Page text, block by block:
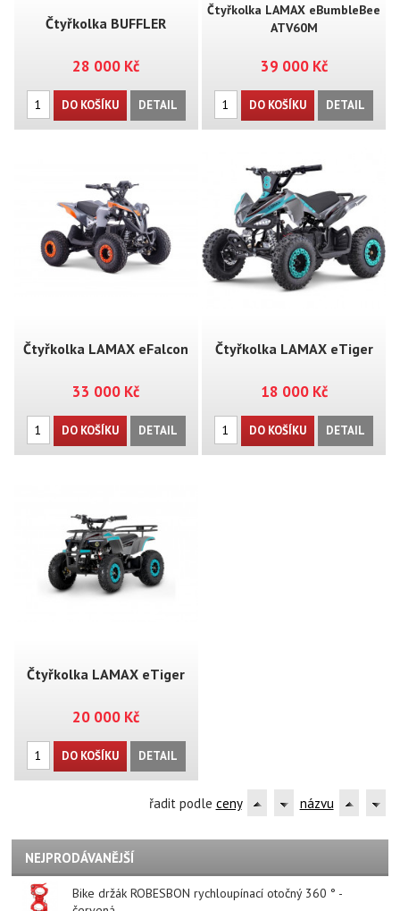
Čtyřkolka BUFFLER
eXW1000Y
28 000 Kč
DO KOŠÍKU DETAIL
Čtyřkolka LAMAX eBumbleBee
ATV60M
39 000 Kč
DO KOŠÍKU DETAIL
Čtyřkolka LAMAX eFalcon
ATV50M
33 000 Kč
DO KOŠÍKU DETAIL
Čtyřkolka LAMAX eTiger
ATV40S
18 000 Kč
DO KOŠÍKU DETAIL
Čtyřkolka LAMAX eTiger
ATV50S
20 000 Kč
DO KOŠÍKU DETAIL
řadit podle ceny názvu
NEJPRODÁVANĚJŠÍ
Bike držák ROBESBON rychloupínací otočný 360 ° -